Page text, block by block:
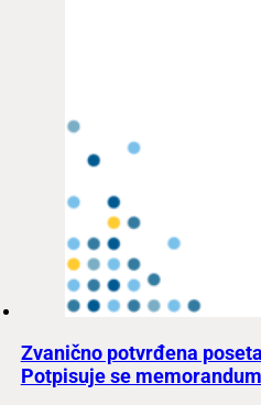
Zvanično potvrđena
Potpisuje se